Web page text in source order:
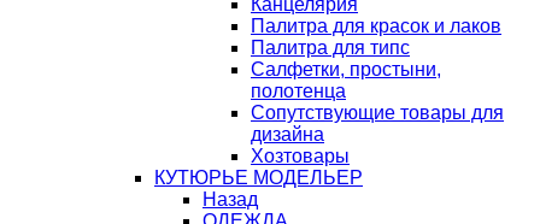
Канцелярия
Палитра для красок и лаков
Палитра для типс
Салфетки, простыни,
полотенца
Сопутствующие товары для
дизайна
Хозтовары
КУТЮРЬЕ МОДЕЛЬЕР
Назад